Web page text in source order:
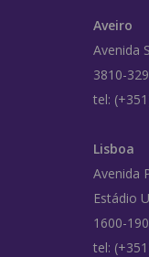
Aveiro
Avenida
3810-
tel:
Lisboa
Avenida
Estádio
1600-
tel: